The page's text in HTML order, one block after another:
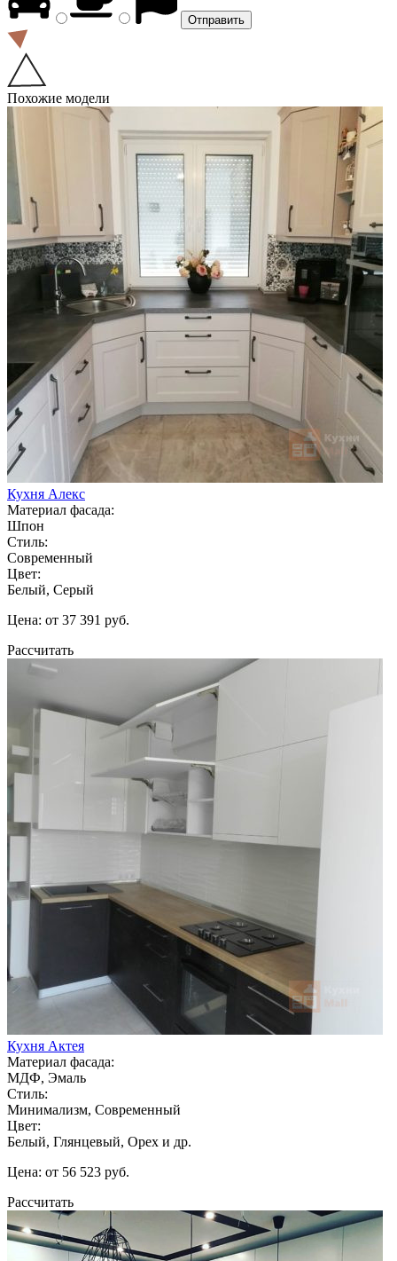
Похожие модели
Кухня Алекс
Материал фасада:
Шпон
Стиль:
Современный
Цвет:
Белый, Серый
Цена: от 37 391 руб.
Рассчитать
Кухня Актея
Материал фасада:
МДФ, Эмаль
Стиль:
Минимализм, Современный
Цвет:
Белый, Глянцевый, Орех и др.
Цена: от 56 523 руб.
Рассчитать